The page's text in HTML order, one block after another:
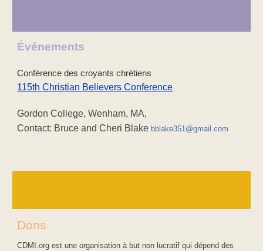
Événements
Conférence des croyants chrétiens
115th Christian Believers Conference
Gordon College, Wenham, MA,
Contact: Bruce and Cheri Blake bblake351@gmail.com
Dons
CDMI.org est une organisation à but non lucratif qui dépend des